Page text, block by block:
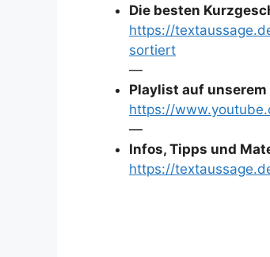
Die besten
https://
sortiert
—
Playlist auf unserem
https://
—
Infos, Tipps und
https://